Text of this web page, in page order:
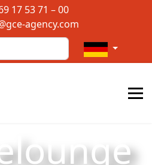
17 53 71 – 00
agency.com
Sprache